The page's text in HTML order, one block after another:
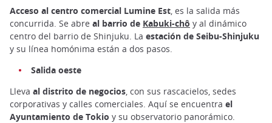
Acceso al centro comercial Lumine Est , es la salida más
concurrida. Se abre al barrio de Kabuki-chô y al dinámico
centro del barrio de Shinjuku. La estación de Seibu-Shinjuku
y su línea homónima están a dos pasos.
Salida oeste
Lleva al distrito de negocios, con sus rascacielos, sedes
corporativas y calles comerciales. Aquí se encuentra el
Ayuntamiento de Tokio y su observatorio panorámico.